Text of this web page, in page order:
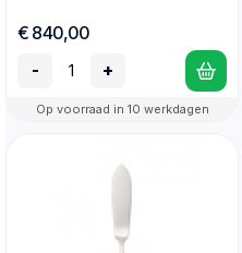
€ 840,00
-
+
Op voorraad in 10 werkdagen